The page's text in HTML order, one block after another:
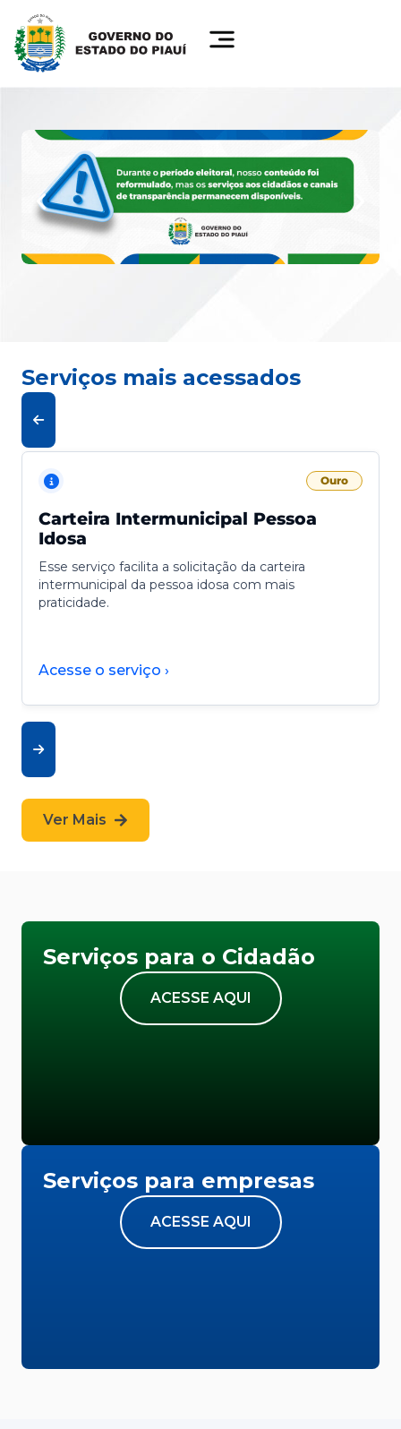
Serviços mais acessados
Ouro
Carteira Intermunicipal Pessoa
Idosa
Esse serviço facilita a solicitação da carteira
intermunicipal da pessoa idosa com mais
praticidade.
Acesse o serviço ›
Ver Mais
Serviços para o Cidadão
ACESSE AQUI
Serviços para empresas
ACESSE AQUI